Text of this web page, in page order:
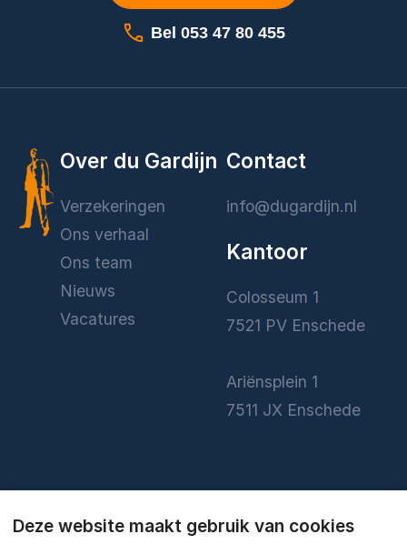
Bel 053 47 80 455
Over du Gardijn
Verzekeringen
Ons verhaal
Ons team
Nieuws
Vacatures
Contact
info@dugardijn.nl
Kantoor
Colosseum 1
7521 PV Enschede
Ariënsplein 1
7511 JX Enschede
0
Deze website maakt gebruik van cookies